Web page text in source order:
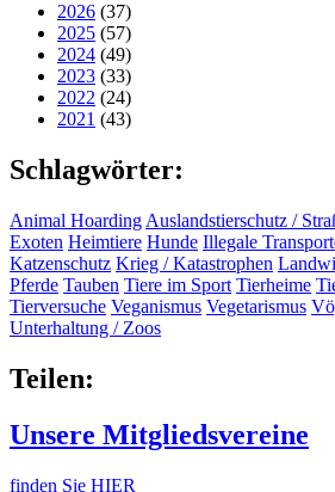
2026 (37)
2025 (57)
2024 (49)
2023 (33)
2022 (24)
2021 (43)
Schlagwörter:
Animal Hoarding Auslandstierschutz /
Exoten Heimtiere Hunde Illegale
Katzenschutz Krieg / Katastrophen
Pferde Tauben Tiere im Sport Tierheime
Tierversuche Veganismus Vegetarismus
Unterhaltung / Zoos
Teilen:
Unsere Mitgliedsvereine
finden Sie HIER